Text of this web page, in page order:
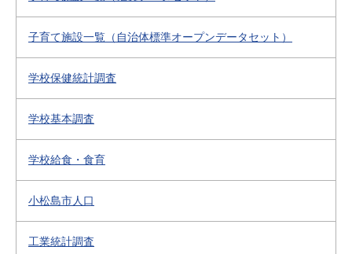
子育て施設一覧（自治体標準オープンデータセット）
学校保健統計調査
学校基本調査
学校給食・食育
小松島市人口
工業統計調査